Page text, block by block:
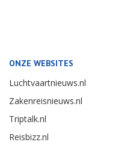
ONZE WEBSITES
Luchtvaartnieuws.nl
Zakenreisnieuws.nl
Triptalk.nl
Reisbizz.nl